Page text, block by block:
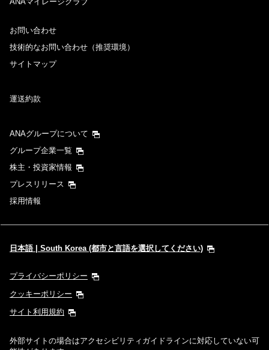
お問い合わせ
技術的なお問い合わせ（推奨環境）
サイトマップ
運送約款
ANAグループについて
グループ企業一覧
株主・投資家情報
プレスリリース
採用情報
日本語 | South Korea (都市と言語を選択してください)
プライバシーポリシー
クッキーポリシー
サイト利用規約
外部サイトの場合はアクセシビリティガイドラインに対応していない可